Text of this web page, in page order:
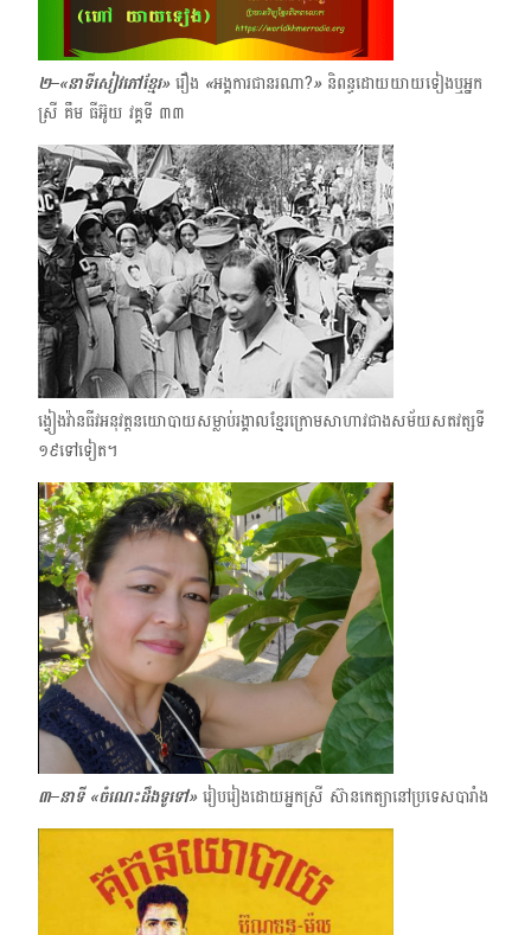
២–«នាទីសៀវភៅខ្មែរ»រឿង «អង្គការជានរណា?»និពន្ធដោយយាយទៀង​ឬអ្នក
ស្រី គឹម ធីអ៊ូយ ​វគ្គទី ៣៣
ង្វៀងវ៉ានធីវអនុវត្តនយោបាយសម្លាប់រង្គាលខ្មែរក្រោមសាហាវជាងសម័យសតវត្សទី
១៩​ទៅទៀត។
៣–នាទី«ចំណេះដឹងទូទៅ»រៀបរៀងដោយអ្នកស្រី ស៊ានកេត្យានៅប្រទេសបារាំង